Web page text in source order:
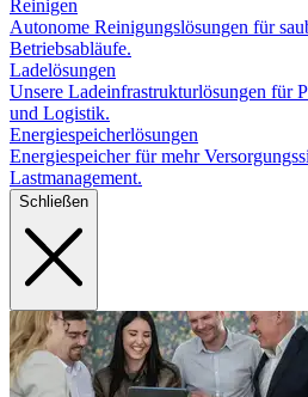
Reinigen
Autonome Reinigungslösungen für
Betriebsabläufe.
Ladelösungen
Unsere Ladeinfrastrukturlösungen für
und Logistik.
Energiespeicherlösungen
Energiespeicher für mehr
Lastmanagement.
Schließen